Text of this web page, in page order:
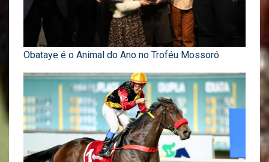
Obataye é o Animal do Ano no Troféu Mossoró